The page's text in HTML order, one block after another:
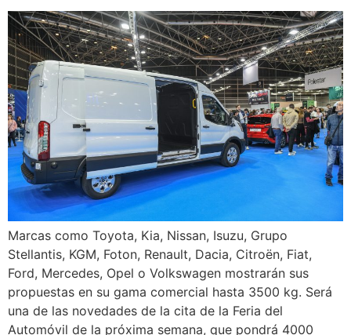
Marcas como Toyota, Kia, Nissan, Isuzu, Grupo
Stellantis, KGM, Foton, Renault, Dacia, Citroën, Fiat,
Ford, Mercedes, Opel o Volkswagen mostrarán sus
propuestas en su gama comercial hasta 3500 kg. Será
una de las novedades de la cita de la Feria del
Automóvil de la próxima semana, que pondrá 4000